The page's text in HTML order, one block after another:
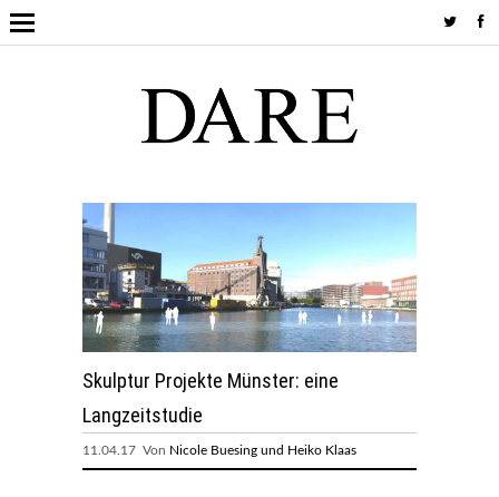
Skulptur Projekte Münster: eine
Langzeitstudie
11.04.17 Von Nicole Buesing und Heiko Klaas